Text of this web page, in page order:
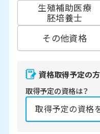
生殖補助医療
胚培養士
その他資格
資格取得予定の
取得予定の資格は？